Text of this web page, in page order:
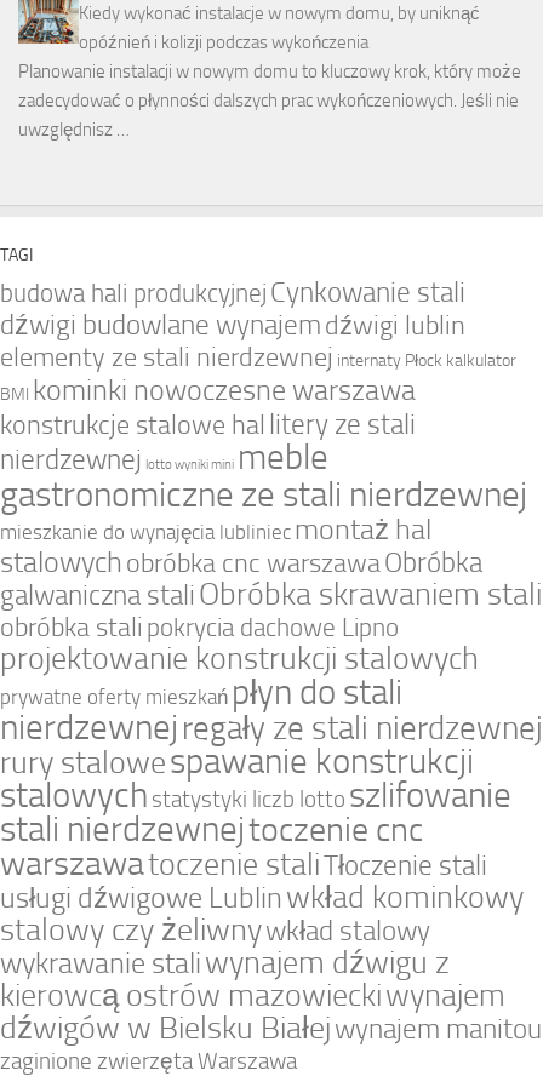
Kiedy wykonać instalacje w nowym domu, by uniknąć
opóźnień i kolizji podczas wykończenia
Planowanie instalacji w nowym domu to kluczowy krok, który może
zadecydować o płynności dalszych prac wykończeniowych. Jeśli nie
uwzględnisz …
TAGI
budowa hali produkcyjnej Cynkowanie stali
dźwigi budowlane wynajemdźwigi lublin
elementy ze stali nierdzewnej internaty Płock kalkulator
BMI kominki nowoczesne warszawa
konstrukcje stalowe hal litery ze stali
nierdzewnej lotto wyniki mini meble
gastronomiczne ze stali nierdzewnej
mieszkanie do wynajęcia lubliniec montaż hal
stalowych obróbka cnc warszawaObróbka
galwaniczna stali Obróbka skrawaniem stali
obróbka stali pokrycia dachowe Lipno
projektowanie konstrukcji stalowych
prywatne oferty mieszkań płyn do stali
nierdzewnej regały ze stali nierdzewnej
rury stalowespawanie konstrukcji
stalowych statystyki liczb lotto szlifowanie
stali nierdzewnejtoczenie cnc
warszawatoczenie staliTłoczenie stali
usługi dźwigowe Lublin wkład kominkowy
stalowy czy żeliwnywkład stalowy
wykrawanie staliwynajem dźwigu z
kierowcą ostrów mazowieckiwynajem
dźwigów w Bielsku Białejwynajem manitou
zaginione zwierzęta Warszawa